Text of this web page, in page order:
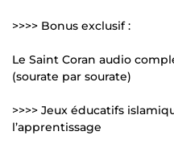
>>>> Bonus exclusif :
Le Saint Coran audio
(sourate par sourate)
>>>> Jeux éducatifs
l’apprentissage